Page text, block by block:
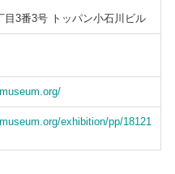
目3番3号 トッパン小石川ビル
exhibition/pp/18121